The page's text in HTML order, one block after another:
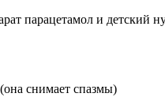
парацетамол и детский
снимает спазмы)